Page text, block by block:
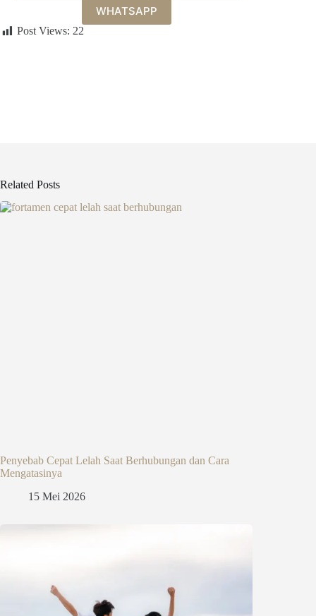
WHATSAPP
Post Views: 22
Related Posts
Penyebab Cepat Lelah Saat Berhubungan dan Cara
Mengatasinya
15 Mei 2026